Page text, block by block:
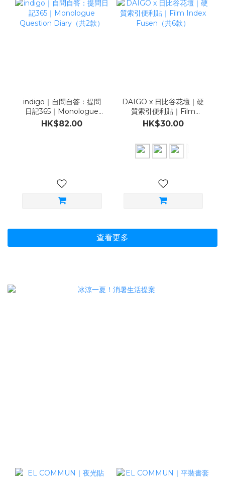
indigo｜自問自答：提問
日記365｜Monologue
Question Diary（共2
款）
HK$82.00
DAIGO x 日比谷花壇｜硬
質索引便利貼｜Film
Index Fusen（共6款）
HK$30.00
查看更多